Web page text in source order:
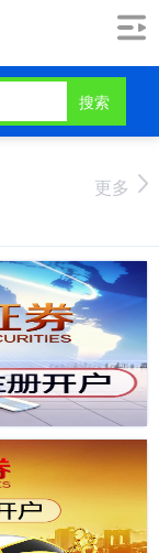
搜索
更多